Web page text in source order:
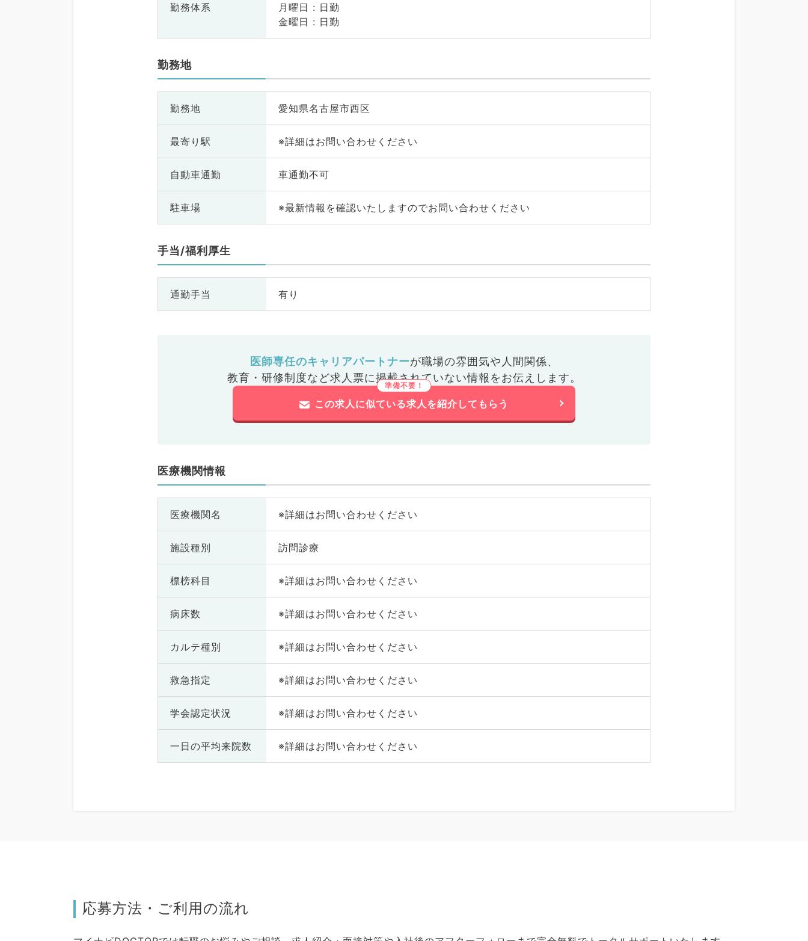
勤務体系
月曜日 : 日勤
金曜日 : 日勤
勤務地
勤務地 愛知県名古屋市西区
最寄り駅 ※詳細はお問い合わせください
自動車通勤 車通勤不可
駐車場 ※最新情報を確認いたしますのでお問い合わせください
手当/福利厚生
通勤手当 有り
医師専任のキャリアパートナーが職場の雰囲気や人間関係、
教育・研修制度など求人票に掲載されていない情報をお伝えします。
この求人に似ている求人を紹介してもらう
医療機関情報
医療機関名 ※詳細はお問い合わせください
施設種別 訪問診療
標榜科目 ※詳細はお問い合わせください
病床数 ※詳細はお問い合わせください
カルテ種別 ※詳細はお問い合わせください
救急指定 ※詳細はお問い合わせください
学会認定状況 ※詳細はお問い合わせください
一日の平均来院数 ※詳細はお問い合わせください
応募方法・ご利用の流れ